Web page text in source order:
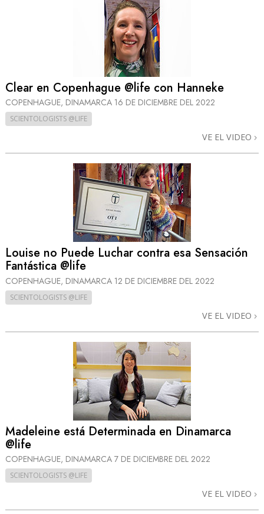
Clear en Copenhague @life con Hanneke
COPENHAGUE, DINAMARCA 16 DE DICIEMBRE DEL 2022
SCIENTOLOGISTS @LIFE
VE EL VIDEO
Louise no Puede Luchar contra esa Sensación
Fantástica @life
COPENHAGUE, DINAMARCA 12 DE DICIEMBRE DEL 2022
SCIENTOLOGISTS @LIFE
VE EL VIDEO
Madeleine está Determinada en Dinamarca
@life
COPENHAGUE, DINAMARCA 7 DE DICIEMBRE DEL 2022
SCIENTOLOGISTS @LIFE
VE EL VIDEO